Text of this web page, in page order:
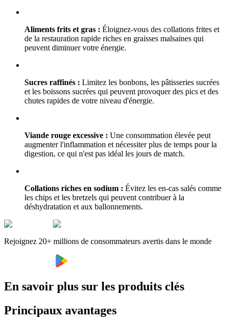
Aliments frits et gras : Éloignez-vous des collations frites et
de la restauration rapide riches en graisses malsaines qui
peuvent diminuer votre énergie.
Sucres raffinés : Limitez les bonbons, les pâtisseries sucrées
et les boissons sucrées qui peuvent provoquer des pics et des
chutes rapides de votre niveau d'énergie.
Viande rouge excessive : Une consommation élevée peut
augmenter l'inflammation et nécessiter plus de temps pour la
digestion, ce qui n'est pas idéal les jours de match.
Collations riches en sodium : Évitez les en-cas salés comme
les chips et les bretzels qui peuvent contribuer à la
déshydratation et aux ballonnements.
Rejoignez 20+ millions de consommateurs avertis dans le monde
En savoir plus sur les produits clés
Principaux avantages